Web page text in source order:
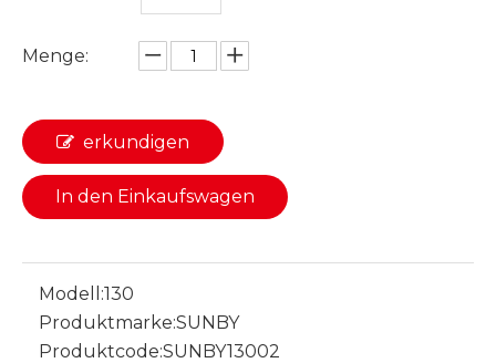
Menge:
erkundigen
In den Einkaufswagen
Modell:130
Produktmarke:SUNBY
Produktcode:SUNBY13002